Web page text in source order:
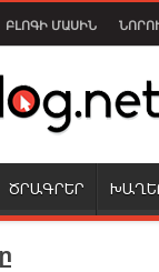
ԲԼՈԳԻ ՄԱՍԻՆ
ԾՐԱԳՐԵՐ